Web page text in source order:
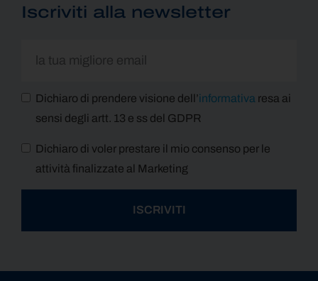
Iscriviti alla newsletter
Dichiaro di prendere visione dell’informativa resa ai
sensi degli artt. 13 e ss del GDPR
Dichiaro di voler prestare il mio consenso per le
attività finalizzate al Marketing
ISCRIVITI